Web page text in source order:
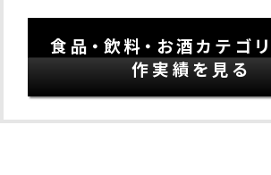
食品・飲料・お酒カテゴ
作実績を見る